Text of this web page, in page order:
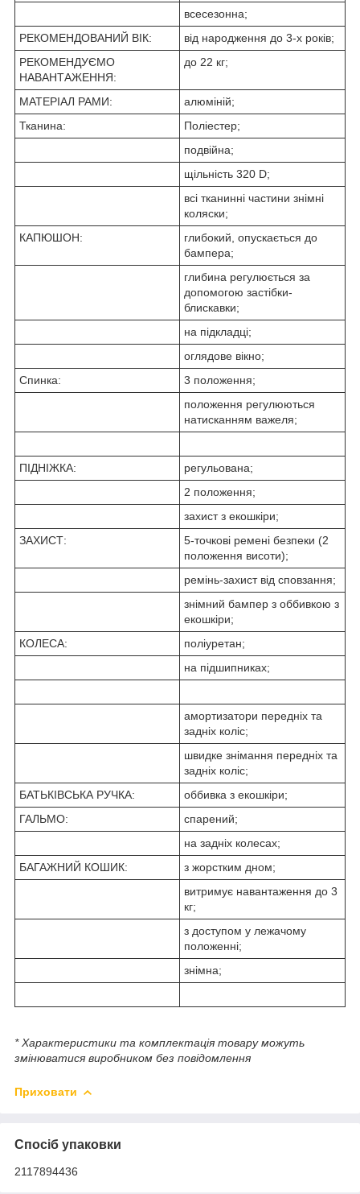
всесезонна;
РЕКОМЕНДОВАНИЙ ВІК:
від народження до 3-х років;
РЕКОМЕНДУЄМО
НАВАНТАЖЕННЯ:
до 22 кг;
МАТЕРІАЛ РАМИ:
алюміній;
Тканина:
Поліестер;
подвійна;
щільність 320 D;
всі тканинні частини знімні
коляски;
КАПЮШОН:
глибокий, опускається до
бампера;
глибина регулюється за
допомогою застібки-
блискавки;
на підкладці;
оглядове вікно;
Спинка:
3 положення;
положення регулюються
натисканням важеля;
ПІДНІЖКА:
регульована;
2 положення;
захист з екошкіри;
ЗАХИСТ:
5-точкові ремені безпеки (2
положення висоти);
ремінь-захист від сповзання;
знімний бампер з оббивкою з
екошкіри;
КОЛЕСА:
поліуретан;
на підшипниках;
амортизатори передніх та
задніх коліс;
швидке знімання передніх та
задніх коліс;
БАТЬКІВСЬКА РУЧКА:
оббивка з екошкіри;
ГАЛЬМО:
спарений;
на задніх колесах;
БАГАЖНИЙ КОШИК:
з жорстким дном;
витримує навантаження до 3
кг;
з доступом у лежачому
положенні;
знімна;
* Характеристики та комплектація товару можуть
змінюватися виробником без повідомлення
Приховати
Спосіб упаковки
2117894436